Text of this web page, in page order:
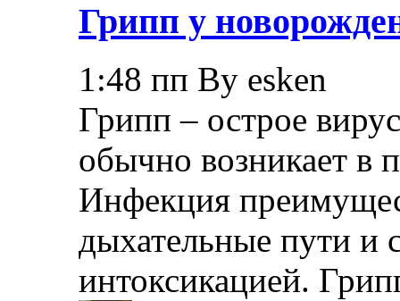
Грипп у
1:48 пп By esken
Грипп – острое
обычно возникает в
Инфекция
дыхательные пути и
интоксикацией.